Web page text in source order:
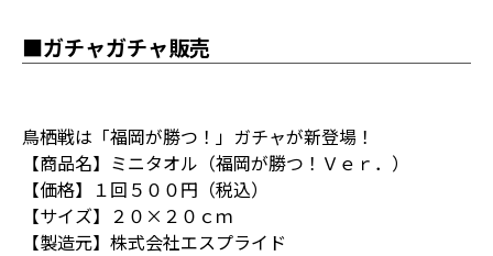
■ガチャガチャ販売
鳥栖戦は「福岡が勝つ！」ガチャが新登場！
【商品名】ミニタオル（福岡が勝つ！Ｖｅｒ．）
【価格】１回５００円（税込）
【サイズ】２０×２０ｃｍ
【製造元】株式会社エスプライド